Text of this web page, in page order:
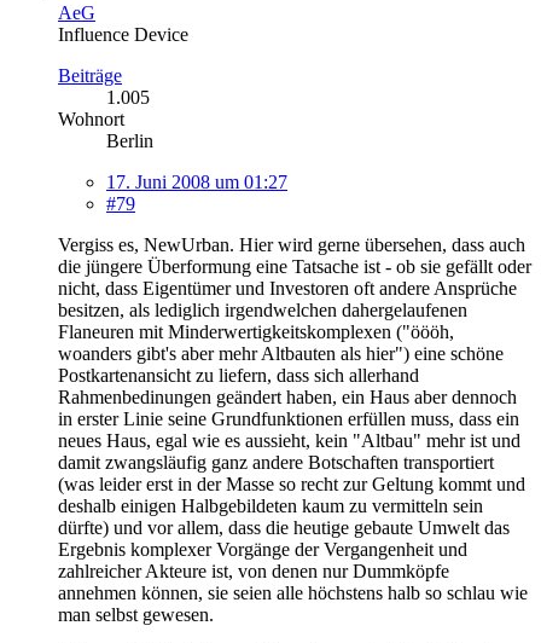
AeG
Influence Device
Beiträge
1.005
Wohnort
Berlin
17. Juni 2008 um 01:27
#79
Vergiss es, NewUrban. Hier wird gerne übersehen, dass auch
die jüngere Überformung eine Tatsache ist - ob sie gefällt oder
nicht, dass Eigentümer und Investoren oft andere Ansprüche
besitzen, als lediglich irgendwelchen dahergelaufenen
Flaneuren mit Minderwertigkeitskomplexen ("öööh,
woanders gibt's aber mehr Altbauten als hier") eine schöne
Postkartenansicht zu liefern, dass sich allerhand
Rahmenbedinungen geändert haben, ein Haus aber dennoch
in erster Linie seine Grundfunktionen erfüllen muss, dass ein
neues Haus, egal wie es aussieht, kein "Altbau" mehr ist und
damit zwangsläufig ganz andere Botschaften transportiert
(was leider erst in der Masse so recht zur Geltung kommt und
deshalb einigen Halbgebildeten kaum zu vermitteln sein
dürfte) und vor allem, dass die heutige gebaute Umwelt das
Ergebnis komplexer Vorgänge der Vergangenheit und
zahlreicher Akteure ist, von denen nur Dummköpfe
annehmen können, sie seien alle höchstens halb so schlau wie
man selbst gewesen.